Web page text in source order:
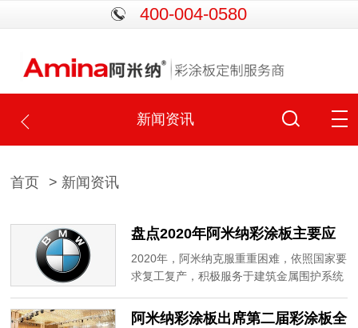
400-004-0580
新闻资讯
首页 > 新闻资讯
盘点2020年阿米纳彩涂板主要应
用案例
2020年，阿米纳克服重重困难，依照国家要
求复工复产，积极服务于建筑金属围护系统
车、食品、银行等诸多应用领域。
阿米纳彩涂板出席第二届彩涂板全